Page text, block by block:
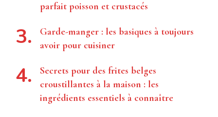
parfait poisson et crustacés
Garde-manger : les basiques à toujours
avoir pour cuisiner
Secrets pour des frites belges
croustillantes à la maison : les
ingrédients essentiels à connaître